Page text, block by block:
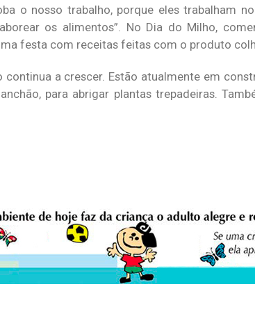
o nosso trabalho, porque eles trabalham
os alimentos”. No Dia do Milho,
festa com receitas feitas com o produto
a crescer. Estão atualmente em
para abrigar plantas trepadeiras.